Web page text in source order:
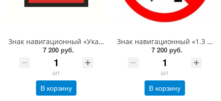
Знак навигационный «Указатель оси судового хода в судоходном пролете моста. Для судов и составов, идущих снизу» 1000х1000 мм, световозвращающий, металл 0.8 мм
7 200 руб.
шт
В корзину
Знак навигационный «1.3 Расхождение и обгон запрещены!» D-1000 световозвращающий, металл 0.8 мм
7 200 руб.
шт
В корзину